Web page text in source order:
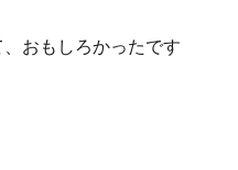
おもしろかったです